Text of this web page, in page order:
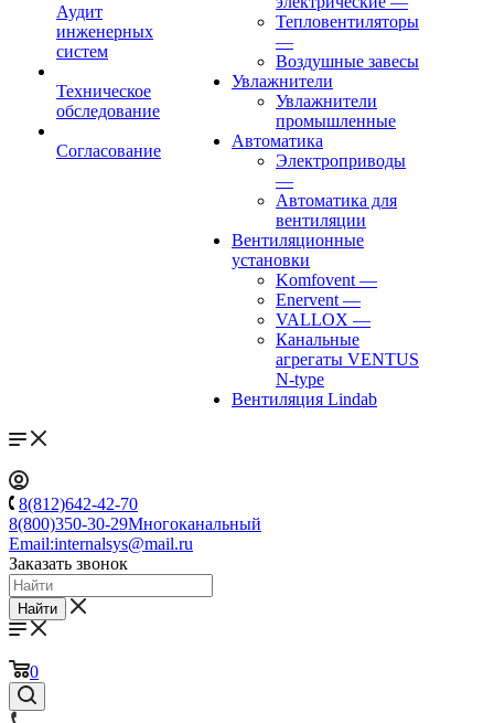
Аудит
инженерных
систем
Техническое
обследование
Согласование
Тепловентиляторы
—
Воздушные завесы
Увлажнители
Увлажнители
промышленные
Автоматика
Электроприводы
—
Автоматика для
вентиляции
Вентиляционные
установки
Komfovent —
Enervent —
VALLOX —
Канальные
агрегаты VENTUS
N-type
Вентиляция Lindab
8(812)642-42-70
8(800)350-30-29Многоканальный
Email:internalsys@mail.ru
Заказать звонок
Найти
0